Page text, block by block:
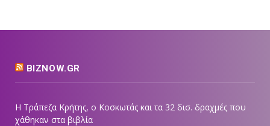
BIZNOW.GR
Η Τράπεζα Κρήτης, ο Κοσκωτάς και τα 32 δισ. δραχμές που
χάθηκαν στα βιβλία